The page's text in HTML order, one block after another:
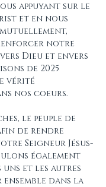
appuyant sur le
et en nous
notre
Dieu et envers
de 2025
vérité
nos coeurs.
le peuple de
de rendre
Seigneur Jésus-
également
et les autres
dans la